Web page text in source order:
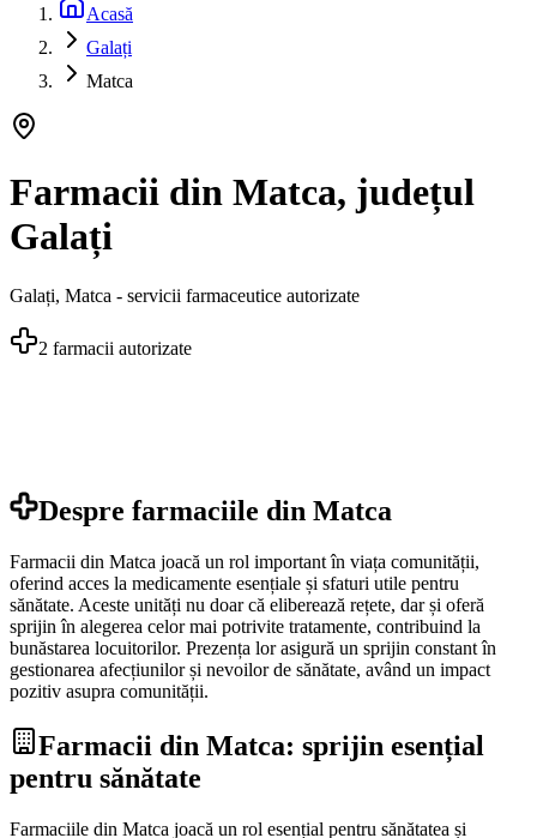
Acasă
Galați
Matca
Farmacii din Matca, județul
Galați
Galați, Matca - servicii farmaceutice autorizate
2 farmacii autorizate
Despre farmaciile din Matca
Farmacii din Matca joacă un rol important în viața comunității,
oferind acces la medicamente esențiale și sfaturi utile pentru
sănătate. Aceste unități nu doar că eliberează rețete, dar și oferă
sprijin în alegerea celor mai potrivite tratamente, contribuind la
bunăstarea locuitorilor. Prezența lor asigură un sprijin constant în
gestionarea afecțiunilor și nevoilor de sănătate, având un impact
pozitiv asupra comunității.
Farmacii din Matca: sprijin esențial
pentru sănătate
Farmaciile din Matca joacă un rol esențial pentru sănătatea și